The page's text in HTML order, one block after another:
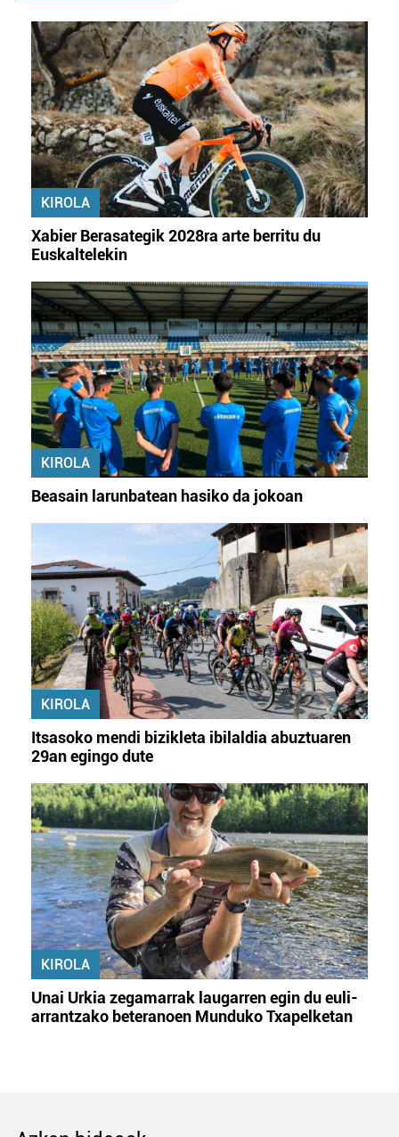
KIROLA
Xabier Berasategik 2028ra arte berritu du
Euskaltelekin
KIROLA
Beasain larunbatean hasiko da jokoan
KIROLA
Itsasoko mendi bizikleta ibilaldia abuztuaren
29an egingo dute
KIROLA
Unai Urkia zegamarrak laugarren egin du euli-
arrantzako beteranoen Munduko Txapelketan